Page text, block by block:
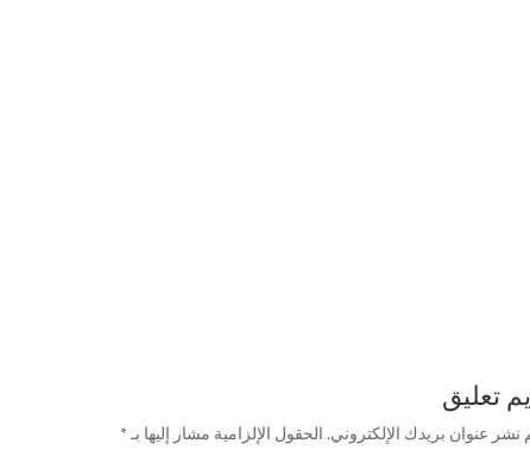
تعليق
نشر عنوان بريدك الإلكتروني.الحقول الإلزامية مشار إليها بـ*